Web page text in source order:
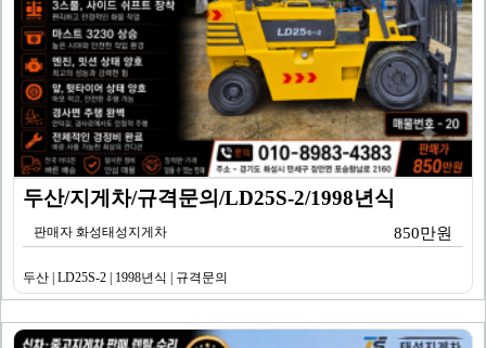
두산/지게차/규격문의/LD25S-2/1998년식
판매자 화성태성지게차 850만원
두산 | LD25S-2 | 1998년식 | 규격문의